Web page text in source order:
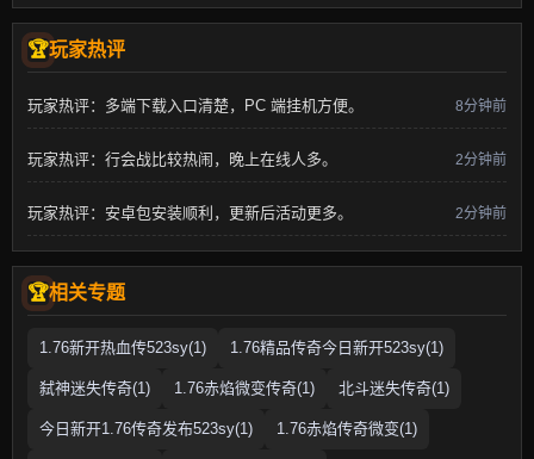
玩家热评
玩家热评：多端下载入口清楚，PC 端挂机方便。 8分钟前
玩家热评：行会战比较热闹，晚上在线人多。 2分钟前
玩家热评：安卓包安装顺利，更新后活动更多。 2分钟前
相关专题
1.76新开热血传523sy(1) 1.76精品传奇今日新开523sy(1)
弑神迷失传奇(1) 1.76赤焰微变传奇(1) 北斗迷失传奇(1)
今日新开1.76传奇发布523sy(1) 1.76赤焰传奇微变(1)